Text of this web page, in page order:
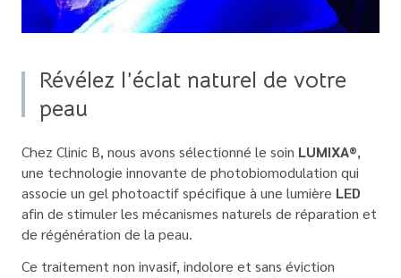
Révélez l’éclat naturel de votre
peau
Chez Clinic B, nous avons sélectionné le soin LUMIXA®,
une technologie innovante de photobiomodulation qui
associe un gel photoactif spécifique à une lumière LED
afin de stimuler les mécanismes naturels de réparation et
de régénération de la peau.
Ce traitement non invasif, indolore et sans éviction